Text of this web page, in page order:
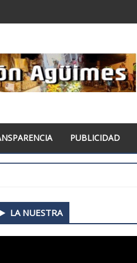
PUBLICIDAD
LA NUESTRA